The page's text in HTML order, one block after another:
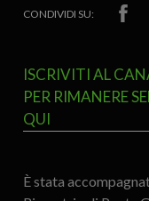
CONDIVIDI SU:
ISCRIVITI AL
PER RIMANERE
QUI
È stata